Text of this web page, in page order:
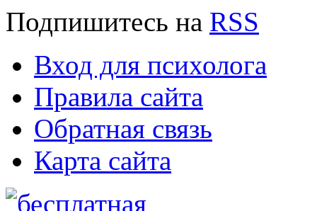
Подпишитесь на RSS
Вход для психолога
Правила сайта
Обратная связь
Карта сайта